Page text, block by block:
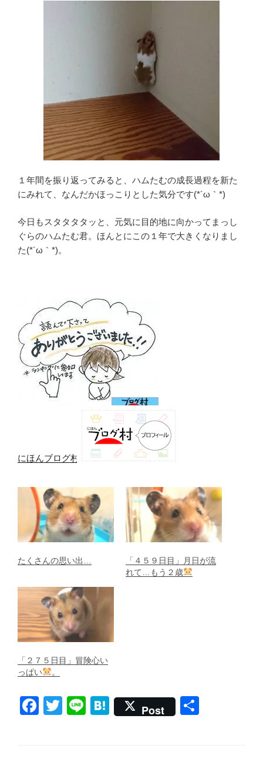
１年間を振り返ってみると、ハムたむの成長過程を新た
にみれて、なんだかほっこりとした気分です(*´ω｀*)
今日もスタタタタッと、元気に目的地に向かってまっし
ぐらのハムたむ君。ほんとにこの１年で大きくなりまし
た(*´ω｀*)。
にほんブログ村
たくさんの思い出…
「４５９日目」月日が流
れて…もう２歳
「２７５日目」冒険心い
っぱい
。
F
T
Li
H
Post